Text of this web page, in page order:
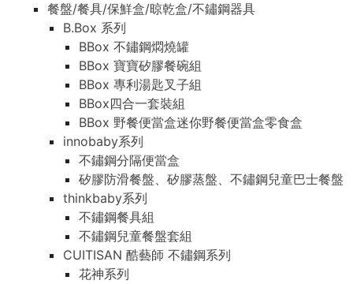
餐盤/餐具/保鮮盒/晾乾盒/不鏽鋼器具
B.Box 系列
BBox 不鏽鋼燜燒罐
BBox 寶寶矽膠餐碗組
BBox 專利湯匙叉子組
BBox四合一套裝組
BBox 野餐便當盒迷你野餐便當盒零食盒
innobaby系列
不鏽鋼分隔便當盒
矽膠防滑餐盤、矽膠蒸盤、不鏽鋼兒童巴士餐盤
thinkbaby系列
不鏽鋼餐具組
不鏽鋼兒童餐盤套組
CUITISAN 酷藝師 不鏽鋼系列
花神系列